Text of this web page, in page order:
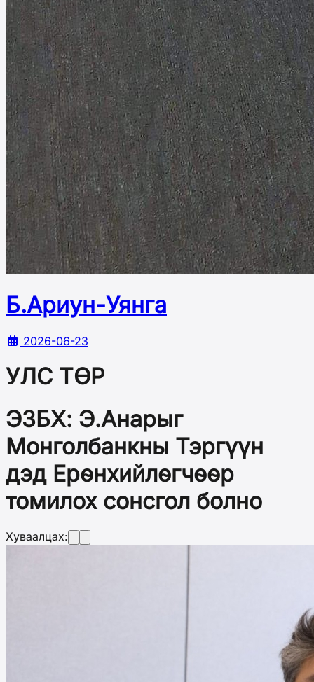
Б.Ариун-Уянга
2026-06-23
УЛС ТӨР
ЭЗБХ: Э.Анарыг
Монголбанкны Тэргүүн
дэд Ерөнхийлөгчөөр
томилох сонсгол болно
Хуваалцах: